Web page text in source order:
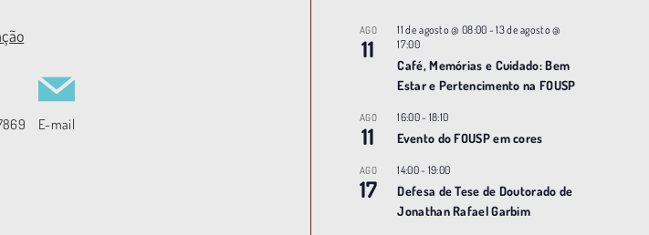
E-mail
AGO
11
11 de agosto @ 08:00 -13 de agosto @
17:00
Café, Memórias e Cuidado: Bem
Estar e Pertencimento na FOUSP
AGO
11
16:00- 18:10
Evento do FOUSP em cores
AGO
17
14:00- 19:00
Defesa de Tese de Doutorado de
Jonathan Rafael Garbim